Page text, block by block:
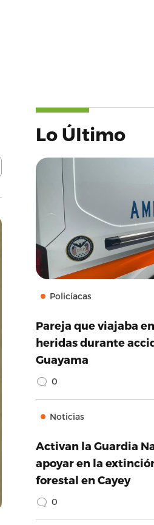
Lo Último
Policíacas
Pareja que viajaba
heridas durante
Guayama
0
Noticias
Activan la Guardia
apoyar en la
forestal en Cayey
0